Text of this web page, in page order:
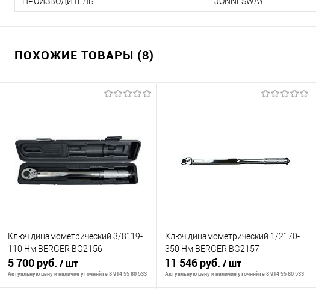
ПОХОЖИЕ ТОВАРЫ (8)
Ключ динамометрический 3/8" 19-
110 Нм BERGER BG2156
5 700 руб. / шт
Актуальную цену и наличие уточняйте 8 914 55 80 533
Ключ динамометрический 1/2" 70-
350 Нм BERGER BG2157
11 546 руб. / шт
Актуальную цену и наличие уточняйте 8 914 55 80 533